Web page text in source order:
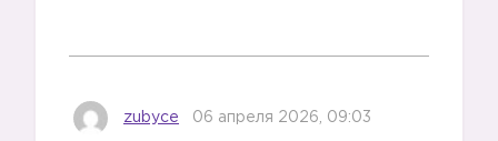
zubyce 06 апреля 2026, 09:03